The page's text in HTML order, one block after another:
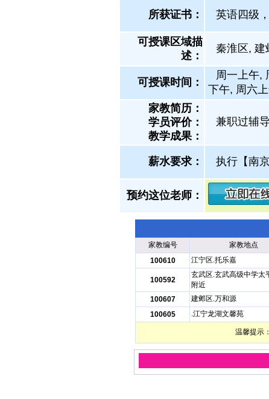
所获证书 ： 英语四级
可授课区域描
述：
秦淮区, 建
可授课时间：
周一上午,
下午, 周六
家教简历：
学员评价：
教学成果：
兼职过辅
薪水要求： 执行【南
预约这位老师：
家教编号 家教地点
100610
江宁区.托乐嘉
100592
玄武区.玄武高级中学太
附近
100607 建邺区.万和源
100605
.江宁龙湖文馨苑
温馨提示